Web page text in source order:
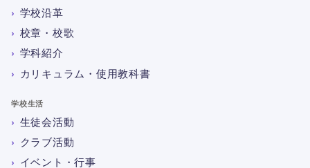
学校沿革
校章・校歌
学科紹介
カリキュラム・使用教科書
学校生活
生徒会活動
クラブ活動
イベント・行事